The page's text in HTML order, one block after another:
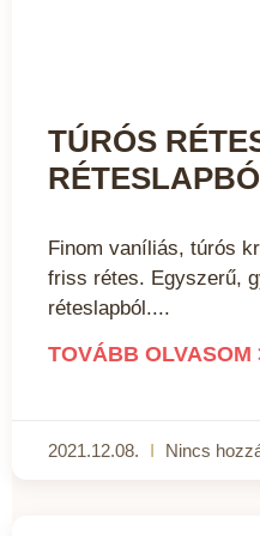
TÚRÓS
Finom vaníliás, túrós
friss rétes. Egyszerű,
réteslapból.
TOVÁBB OLVASOM
2021.12.08. Nincs